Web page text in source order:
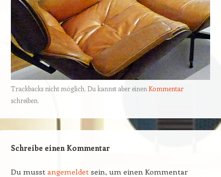
Trackbacks nicht möglich, Du kannst aber einen Kommentar
schreiben.
Schreibe einen Kommentar
Du musst angemeldet sein, um einen Kommentar